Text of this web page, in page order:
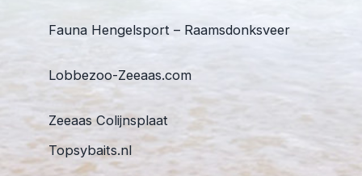
Fauna Hengelsport – Raamsdonksveer
Lobbezoo-Zeeaas.com
Zeeaas Colijnsplaat
Topsybaits.nl